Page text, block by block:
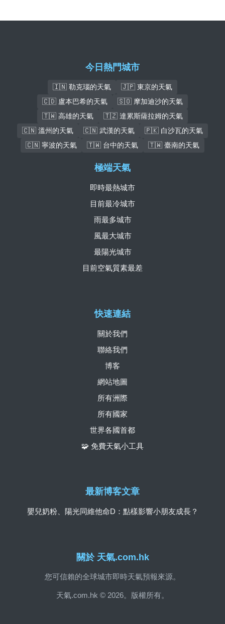
今日熱門城市
🇮🇳 勒克瑙的天氣
🇯🇵 東京的天氣
🇨🇩 盧本巴希的天氣
🇸🇴 摩加迪沙的天氣
🇹🇼 高雄的天氣
🇹🇿 達累斯薩拉姆的天氣
🇨🇳 溫州的天氣
🇨🇳 武漢的天氣
🇵🇰 白沙瓦的天氣
🇨🇳 寧波的天氣
🇹🇼 台中的天氣 🇹🇼 臺南的天氣
關於 天氣.com.hk
您可信賴的全球城市即時天氣預報來源。
天氣.com.hk © 2026。版權所有。
快速連結
關於我們
聯絡我們
博客
網站地圖
所有洲際
所有國家
世界各國首都
🧩 免費天氣小工具
極端天氣
即時最熱城市
目前最冷城市
雨最多城市
風最大城市
最陽光城市
目前空氣質素最差
最新博客文章
嬰兒奶粉、陽光同維他命D：點樣影響小朋友成長？